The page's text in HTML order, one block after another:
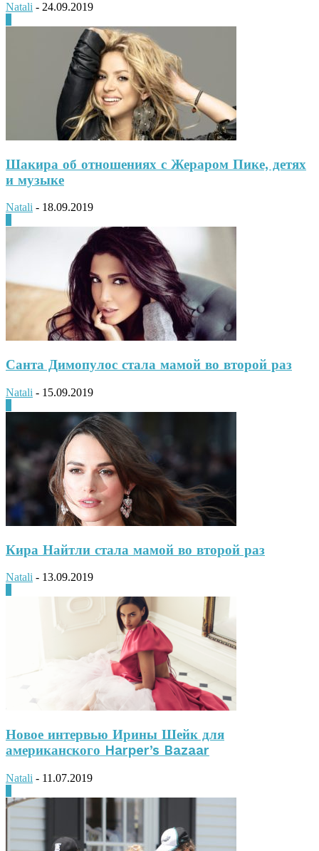
Natali - 24.09.2019
Шакира об отношениях с Жераром Пике, детях
и музыке
Natali - 18.09.2019
Санта Димопулос стала мамой во второй раз
Natali - 15.09.2019
Кира Найтли стала мамой во второй раз
Natali - 13.09.2019
Новое интервью Ирины Шейк для
американского Harper’s Bazaar
Natali - 11.07.2019